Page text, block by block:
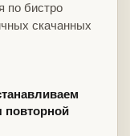
по бистро
скачанных
повторной